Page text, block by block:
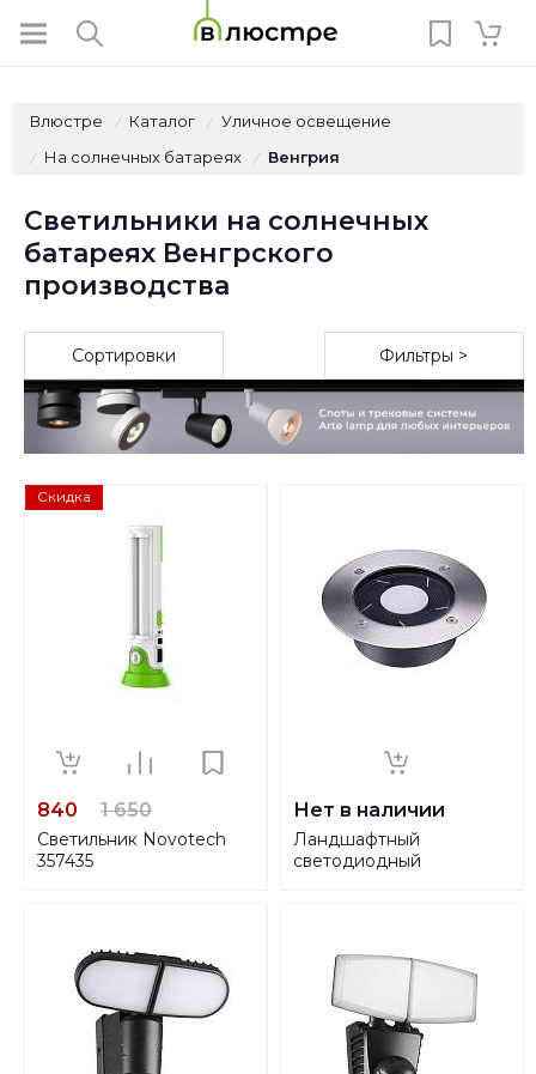
Влюстре / Каталог / Уличное освещение
/ На солнечных батареях / Венгрия
Светильники на солнечных
батареях Венгрского
производства
Сортировки Фильтры >
Скидка
840 1 650
Светильник Novotech
357435
Нет в наличии
Ландшафтный
светодиодный